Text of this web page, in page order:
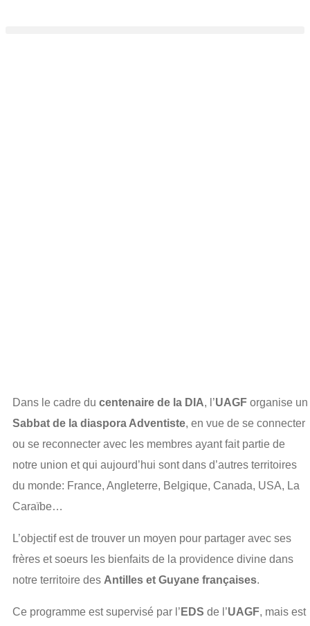
Dans le cadre du centenaire de la DIA, l’UAGF organise un
Sabbat de la diaspora Adventiste, en vue de se connecter
ou se reconnecter avec les membres ayant fait partie de
notre union et qui aujourd’hui sont dans d’autres territoires
du monde: France, Angleterre, Belgique, Canada, USA, La
Caraïbe…
L’objectif est de trouver un moyen pour partager avec ses
frères et soeurs les bienfaits de la providence divine dans
notre territoire des Antilles et Guyane françaises.
Ce programme est supervisé par l’ EDS de l’UAGF, mais est